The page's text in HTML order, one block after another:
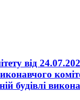
від
будівлі